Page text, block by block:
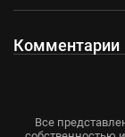
Комментарии
Все